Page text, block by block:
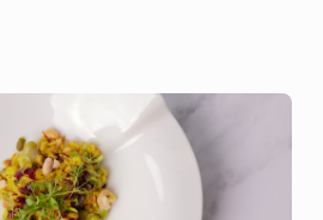
程期間。現在他已能自由運用